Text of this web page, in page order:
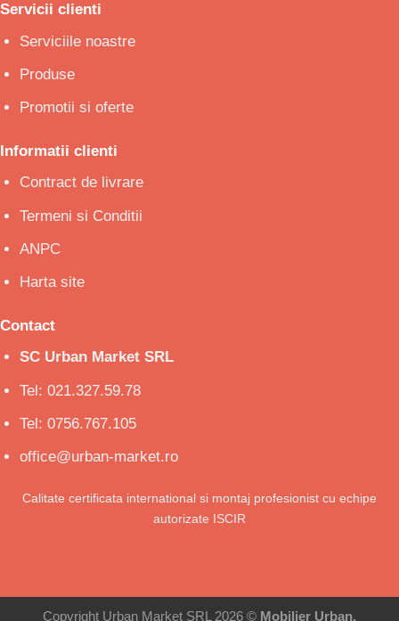
Servicii clienti
Serviciile noastre
Produse
Promotii si oferte
Informatii clienti
Contract de livrare
Termeni si Conditii
ANPC
Harta site
Contact
SC Urban Market SRL
Tel: 021.327.59.78
Tel: 0756.767.105
office@urban-market.ro
Calitate certificata international si montaj profesionist cu echipe
autorizate ISCIR
Copyright Urban Market SRL 2026 © Mobilier Urban,